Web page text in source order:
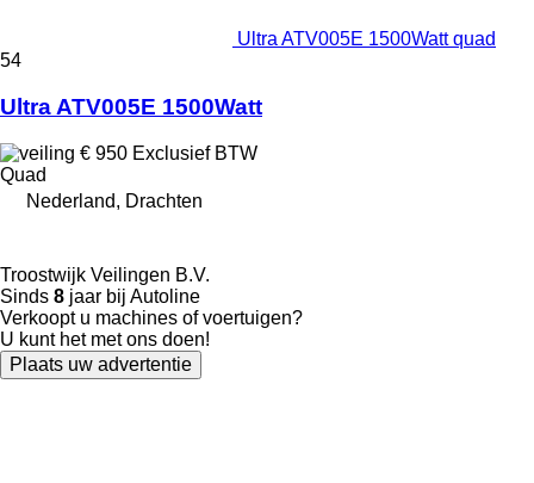
Ultra ATV005E 1500Watt quad
54
Ultra ATV005E 1500Watt
€ 950 Exclusief BTW
Quad
Nederland, Drachten
Troostwijk Veilingen B.V.
Sinds 8 jaar bij Autoline
Verkoopt u machines of voertuigen?
U kunt het met ons doen!
Plaats uw advertentie